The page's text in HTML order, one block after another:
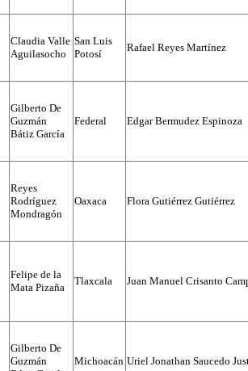
Claudia Valle
Aguilasocho
San Luis
Potosí
Rafael Reyes Martínez
Gilberto De
Guzmán
Bátiz García
Federal Edgar Bermudez Espinoza
Reyes
Rodríguez
Mondragón
Oaxaca Flora Gutiérrez Gutiérrez
Felipe de la
Mata Pizaña
Tlaxcala Juan Manuel Crisanto
Gilberto De
Guzmán
Michoacán Uriel Jonathan Saucedo